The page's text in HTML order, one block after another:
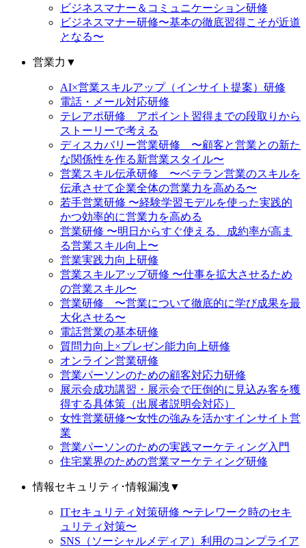
ビジネスマナー＆コミュニケーション研修
ビジネスマナー研修〜基本の徹底習得こそが近道
となる〜
営業力 ▼
AI×営業スキルアップ（インサイト提案）研修
電話・メール対応研修
テレアポ研修 アポイント習得までの段取りから
ストーリーで考える
ディスカバリー営業研修 〜顧客と営業との新た
な関係性を作る新営業スタイル〜
営業スキル伝承研修 〜ベテラン営業のスキルを
伝承させて企業全体の営業力を高める〜
若手営業研修 〜経験学習モデルを使った実践的
かつ効率的に営業力を高める
営業研修 〜明日からすぐ使える、成約率が高ま
る営業スキル向上〜
営業実践力向上研修
営業スキルアップ研修 〜仕事を拡大させるため
の営業スキル〜
営業研修 〜営業について徹底的に学び成果を最
大化させる〜
電話営業の基本研修
質問力向上×プレゼン能力向上研修
オンライン営業研修
営業パーソンのための顧客対応力研修
展示会成功講習・展示会で圧倒的に見込み客を獲
得する具体策（出展者説明会対応）
女性営業研修〜女性の強みを活かすインサイト営
業
営業パーソンのための実践マーケティング入門
住宅業界のための営業マーケティング研修
情報セキュリティ･情報漏洩 ▼
ITセキュリティ対策研修 〜テレワーク時のセキ
ュリティ対策〜
SNS（ソーシャルメディア）利用のコンプライア